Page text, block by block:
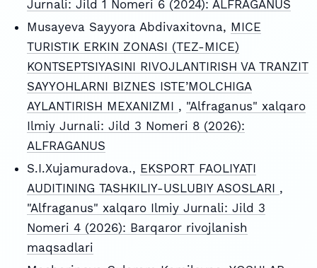
Jurnali: Jild 1 Nomeri 6 (2024): ALFRAGANUS
Musayeva Sayyora Abdivaxitovna, MICE
TURISTIK ERKIN ZONASI (TEZ-MICE)
KONTSEPTSIYASINI RIVOJLANTIRISH VA TRANZIT
SAYYOHLARNI BIZNES ISTE’MOLCHIGA
AYLANTIRISH MEXANIZMI , "Alfraganus" xalqaro
Ilmiy Jurnali: Jild 3 Nomeri 8 (2026):
ALFRAGANUS
S.I.Xujamuradova., EKSPORT FAOLIYATI
AUDITINING TASHKILIY-USLUBIY ASOSLARI ,
"Alfraganus" xalqaro Ilmiy Jurnali: Jild 3
Nomeri 4 (2026): Barqaror rivojlanish
maqsadlari